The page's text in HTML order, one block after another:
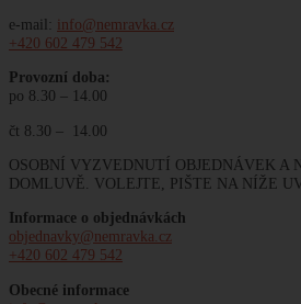
e-mail: info@nemravka.cz
+420 602 479 542
Provozní doba:
po 8.30 – 14.00
čt 8.30 – 14.00
OSOBNÍ VYZVEDNUTÍ OBJEDNÁVEK A
DOMLUVĚ. VOLEJTE, PIŠTE NA NÍŽE
Informace o objednávkách
objednavky@nemravka.cz
+420 602 479 542
Obecné informace